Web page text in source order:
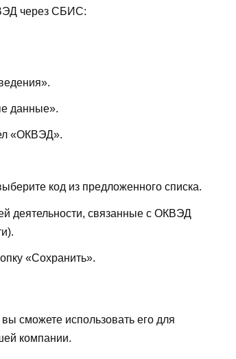
через СБИС:
данные».
«ОКВЭД».
код из предложенного списка.
деятельности, связанные с ОКВЭД
«Сохранить».
сможете использовать его для
компании.